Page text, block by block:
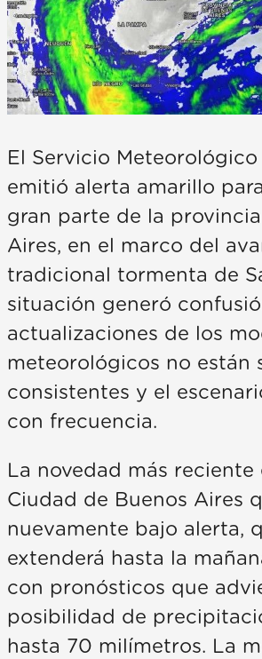
El Servicio Meteorológico
emitió alerta amarillo
gran parte de la
Aires, en el marco del
tradicional tormenta de
situación generó
actualizaciones de los
meteorológicos no están
consistentes y el
con frecuencia.
La novedad más reciente
Ciudad de Buenos Aires
nuevamente bajo alerta,
extenderá hasta la
con pronósticos que
posibilidad de
hasta 70 milímetros. La